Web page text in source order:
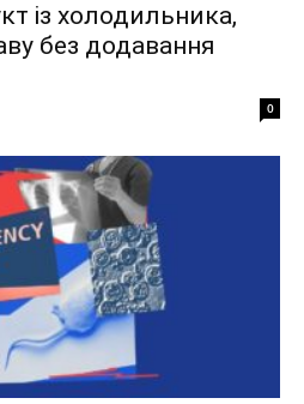
із холодильника,
без додавання
0